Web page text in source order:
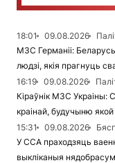
18:01 09.08.2026
МЗС Германіі:
людзі, якія прагнуць
16:19
09.08.2026
Кіраўнік МЗС Украіны:
краінай, будучыню
15:31
09.08.2026
У ССА праходзяць
выкліканыя